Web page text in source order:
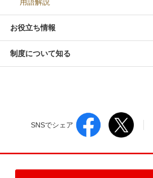
用語解説
お役立ち情報
制度について知る
SNSでシェア